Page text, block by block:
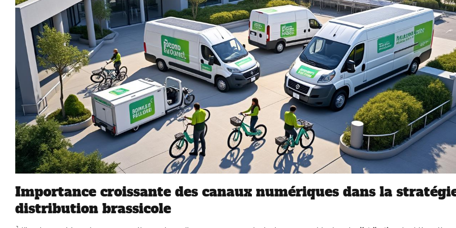
Importance croissante des canaux numériques dans la
distribution brassicole